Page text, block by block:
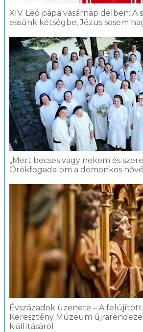
XIV. Leó pápa vasárnap délben: A
essünk kétségbe, Jézus sosem
„Mert becses vagy nekem és
Örökfogadalom a domonkos
Évszázadok üzenete – A
Keresztény Múzeum
kiállításáról